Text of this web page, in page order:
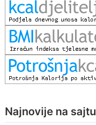
Najnovije na sajtu